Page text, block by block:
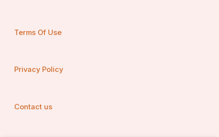
Terms Of Use
Privacy Policy
Contact us